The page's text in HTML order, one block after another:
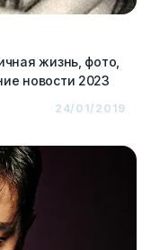
жизнь, фото,
новости 2023
24/01/2019